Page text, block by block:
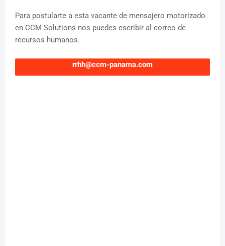
Para postularte a esta vacante de mensajero motorizado
en CCM Solutions nos puedes escribir al correo de
recursos humanos.
rrhh@ccm-panama.com